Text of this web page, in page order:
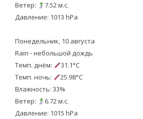
Ветер:
7.52 м.с.
Давление: 1013 hPa
Понедельник, 10 августа
Rain - небольшой дождь
Темп. днём:
31.1°C
Темп. ночь:
25.98°C
Влажность: 33%
Ветер:
6.72 м.с.
Давление: 1015 hPa